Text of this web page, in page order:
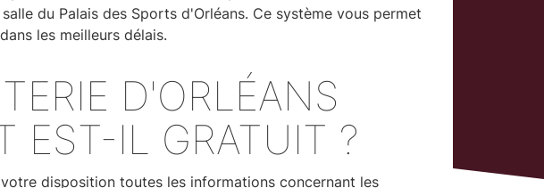
du Palais des Sports d'Orléans. Ce système vous permet
les meilleurs délais.
D'ORLÉANS
EST-IL GRATUIT ?
disposition toutes les informations concernant les